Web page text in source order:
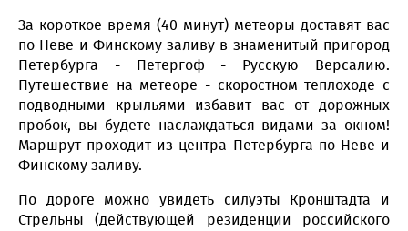
За короткое время (40 минут) метеоры доставят вас
по Неве и Финскому заливу в знаменитый пригород
Петербурга - Петергоф - Русскую Версалию.
Путешествие на метеоре - скоростном теплоходе с
подводными крыльями избавит вас от дорожных
пробок, вы будете наслаждаться видами за окном!
Маршрут проходит из центра Петербурга по Неве и
Финскому заливу.
По дороге можно увидеть силуэты Кронштадта и
Стрельны (действующей резиденции российского